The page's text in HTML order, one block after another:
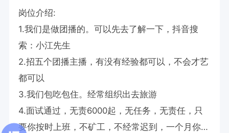
岗位介绍:
1.我们是做团播的。可以先去了解一下，抖音搜
索：小江先生
2.招五个团播主播，有没有经验都可以，不会才艺
都可以
3.我们包吃包住。经常组织出去旅游
4.面试通过，无责6000起，无任务，无责任，只
要你按时上班，不矿工，不经常迟到，一个月你至